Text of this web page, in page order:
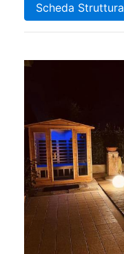
Scheda Struttura